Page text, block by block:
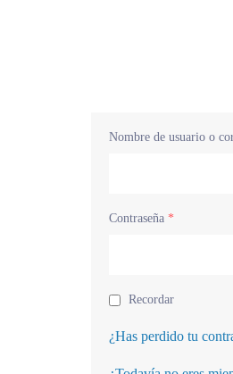
Nombre de usuario o
Contraseña *
Recordar
¿Has perdido tu